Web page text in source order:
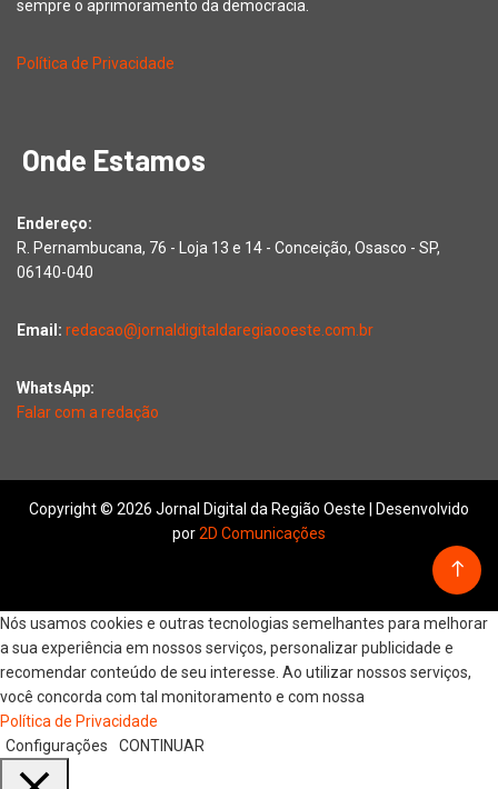
sempre o aprimoramento da democracia.
Política de Privacidade
Onde Estamos
Endereço:
R. Pernambucana, 76 - Loja 13 e 14 - Conceição, Osasco - SP,
06140-040
Email: redacao@jornaldigitaldaregiaooeste.com.br
WhatsApp:
Falar com a redação
Copyright © 2026 Jornal Digital da Região Oeste | Desenvolvido
por2D Comunicações
Nós usamos cookies e outras tecnologias semelhantes para melhorar
a sua experiência em nossos serviços, personalizar publicidade e
recomendar conteúdo de seu interesse. Ao utilizar nossos serviços,
você concorda com tal monitoramento e com nossa
Política de Privacidade
Configurações
CONTINUAR